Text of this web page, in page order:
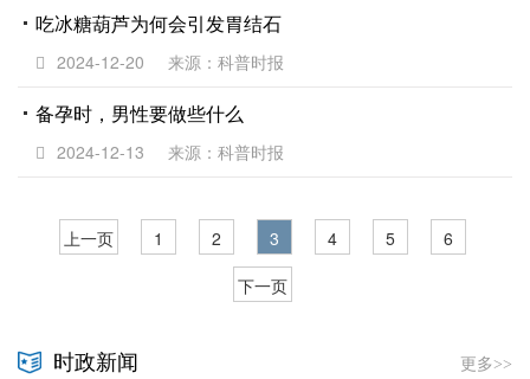
吃冰糖葫芦为何会引发胃结石
2024-12-20 来源：科普时报
备孕时，男性要做些什么
2024-12-13 来源：科普时报
上一页 1 2 3 4 5
6
下一页
时政新闻 更多>>